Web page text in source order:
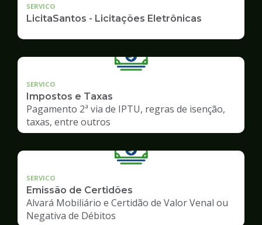
SERVICO
LicitaSantos - Licitações Eletrônicas
SERVICO
Impostos e Taxas
Pagamento 2ª via de IPTU, regras de isenção,
taxas, entre outros
SERVICO
Emissão de Certidões
Alvará Mobiliário e Certidão de Valor Venal ou
Negativa de Débitos